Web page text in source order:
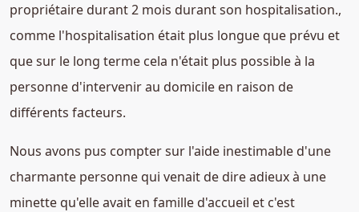
propriétaire durant 2 mois durant son hospitalisation.,
comme l'hospitalisation était plus longue que prévu et
que sur le long terme cela n'était plus possible à la
personne d'intervenir au domicile en raison de
différents facteurs.
Nous avons pus compter sur l'aide inestimable d'une
charmante personne qui venait de dire adieux à une
minette qu'elle avait en famille d'accueil et c'est